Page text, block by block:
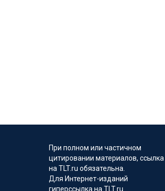
При полном или частичном
цитировании материалов, ссылка
на TLT.ru обязательна.
Для Интернет-изданий
гиперссылка на TLT.ru